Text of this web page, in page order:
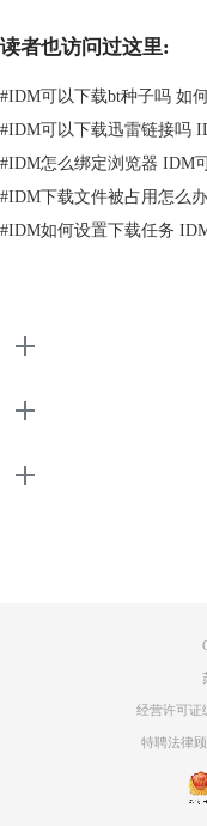
子文件，几乎算得上是各种
首先，在资源下载页面中获
择“添加BT”任务，上传刚
钮。
在资源列表中勾选想要下
读者也访问过这里:
#IDM可以下载bt种子吗 如
#IDM可以下载迅雷链接吗
#IDM怎么绑定浏览器 IDM
#IDM下载文件被占用怎么
#IDM如何设置下载任务
经营许可证
特聘法律